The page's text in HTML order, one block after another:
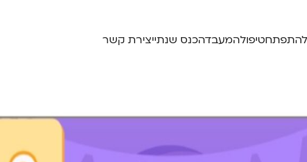
להתפתחטיפולהמעבדהכנס שנתייצירת קשר